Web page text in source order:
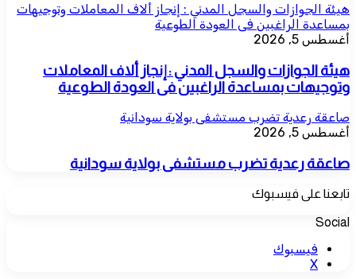
هيئة الجوازات والسجل المدني : إنجاز ألاف المعاملات وتوجيهات
بمساعدة الراغبين فى العودة الطوعية
أغسطس 5, 2026
هيئة الجوازات والسجل المدني : إنجاز ألاف المعاملات
وتوجيهات بمساعدة الراغبين فى العودة الطوعية
صاعقة رعدية تضرب مستشفى بولاية سودانية
أغسطس 5, 2026
صاعقة رعدية تضرب مستشفى بولاية سودانية
تابعنا على فيسبوك
Social
فيسبوك
‫X